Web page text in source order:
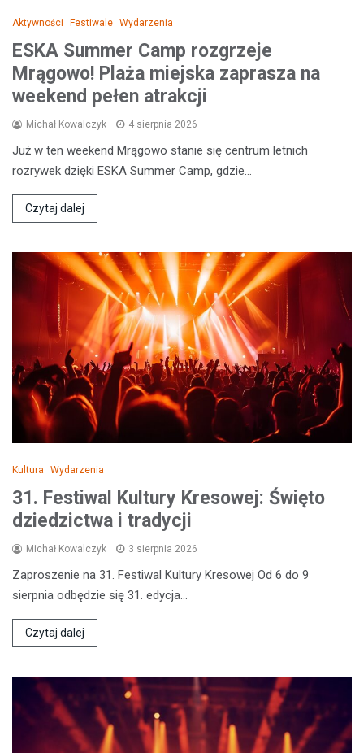
Aktywności Festiwale Wydarzenia
ESKA Summer Camp rozgrzeje
Mrągowo! Plaża miejska zaprasza na
weekend pełen atrakcji
Michał Kowalczyk 4 sierpnia 2026
Już w ten weekend Mrągowo stanie się centrum letnich
rozrywek dzięki ESKA Summer Camp, gdzie…
Czytaj dalej
Kultura Wydarzenia
31. Festiwal Kultury Kresowej: Święto
dziedzictwa i tradycji
Michał Kowalczyk 3 sierpnia 2026
Zaproszenie na 31. Festiwal Kultury Kresowej Od 6 do 9
sierpnia odbędzie się 31. edycja…
Czytaj dalej